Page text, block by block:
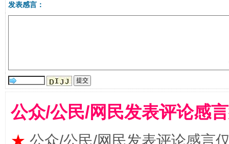
受贿1.44亿！段成刚被判无期 从幼
发表感言：
公众/公民/网民发表评论感
★ 公众/公民/网民发表评论感言